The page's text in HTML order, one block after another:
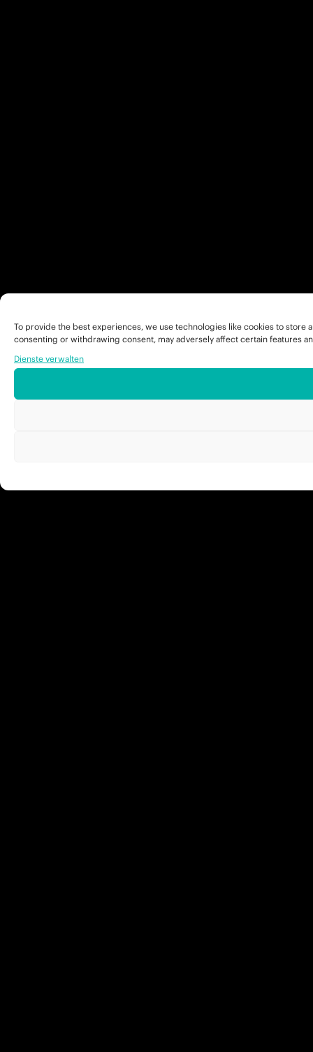
To provide the best experiences, we use technologies like cookies to
consenting or withdrawing consent, may adversely affect certain features
Dienste verwalten